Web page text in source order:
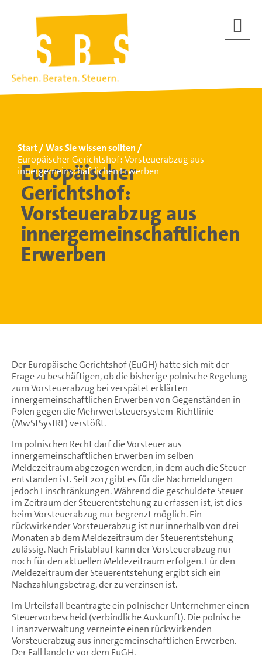
Start
Was Sie wissen sollten
Europäischer Gerichtshof: Vorsteuerabzug aus
innergemeinschaftlichen Erwerben
Europäischer
Gerichtshof:
Vorsteuerabzug aus
innergemeinschaftlichen
Erwerben
Der Europäische Gerichtshof (EuGH) hatte sich mit der
Frage zu beschäftigen, ob die bisherige polnische Regelung
zum Vorsteuerabzug bei verspätet erklärten
innergemeinschaftlichen Erwerben von Gegenständen in
Polen gegen die Mehrwertsteuersystem-Richtlinie
(MwStSystRL) verstößt.
Im polnischen Recht darf die Vorsteuer aus
innergemeinschaftlichen Erwerben im selben
Meldezeitraum abgezogen werden, in dem auch die Steuer
entstanden ist. Seit 2017 gibt es für die Nachmeldungen
jedoch Einschränkungen. Während die geschuldete Steuer
im Zeitraum der Steuerentstehung zu erfassen ist, ist dies
beim Vorsteuerabzug nur begrenzt möglich. Ein
rückwirkender Vorsteuerabzug ist nur innerhalb von drei
Monaten ab dem Meldezeitraum der Steuerentstehung
zulässig. Nach Fristablauf kann der Vorsteuerabzug nur
noch für den aktuellen Meldezeitraum erfolgen. Für den
Meldezeitraum der Steuerentstehung ergibt sich ein
Nachzahlungsbetrag, der zu verzinsen ist.
Im Urteilsfall beantragte ein polnischer Unternehmer einen
Steuervorbescheid (verbindliche Auskunft). Die polnische
Finanzverwaltung verneinte einen rückwirkenden
Vorsteuerabzug aus innergemeinschaftlichen Erwerben.
Der Fall landete vor dem EuGH.